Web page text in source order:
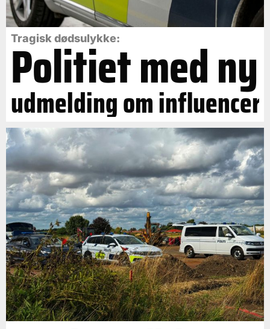
Tragisk dødsulykke:
Politiet med ny
udmelding om influencer